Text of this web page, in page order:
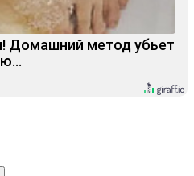
Домашний метод убьет
ю…